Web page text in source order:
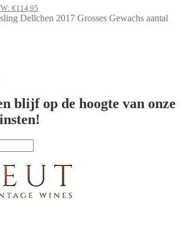
€114,95
Dellchen 2017 Grosses Gewachs aantal
blijf op de hoogte van onze